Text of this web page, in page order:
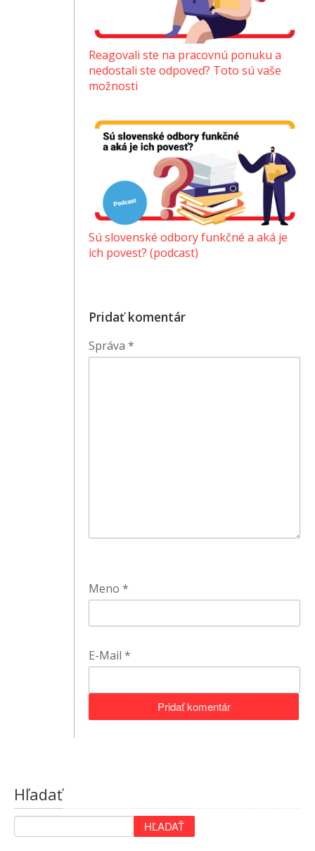
Reagovali ste na pracovnú ponuku a
nedostali ste odpoveď? Toto sú vaše
možnosti
Sú slovenské odbory funkčné a aká je
ich povesť? (podcast)
Pridať komentár
Správa*
Meno*
E-Mail*
Hľadať